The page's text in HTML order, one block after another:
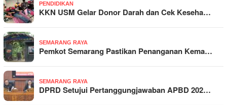
PENDIDIKAN
KKN USM Gelar Donor Darah dan Cek Keseha…
SEMARANG RAYA
Pemkot Semarang Pastikan Penanganan Kema…
SEMARANG RAYA
DPRD Setujui Pertanggungjawaban APBD 202…